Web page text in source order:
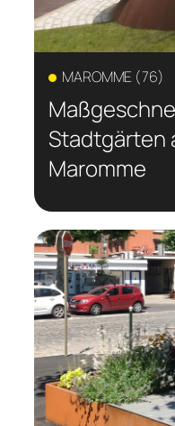
MAROMME (76)
Stadtgärten
Maromme